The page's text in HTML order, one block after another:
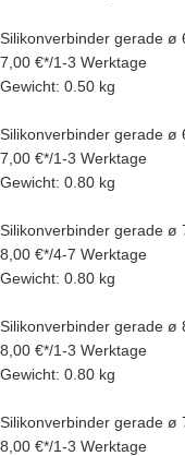
Silikonverbinder gerade ø
7,00 €*/1-3 Werktage
Gewicht: 0.50 kg
Silikonverbinder gerade ø
7,00 €*/1-3 Werktage
Gewicht: 0.80 kg
Silikonverbinder gerade ø
8,00 €*/4-7 Werktage
Gewicht: 0.80 kg
Silikonverbinder gerade ø
8,00 €*/1-3 Werktage
Gewicht: 0.80 kg
Silikonverbinder gerade ø
8,00 €*/1-3 Werktage